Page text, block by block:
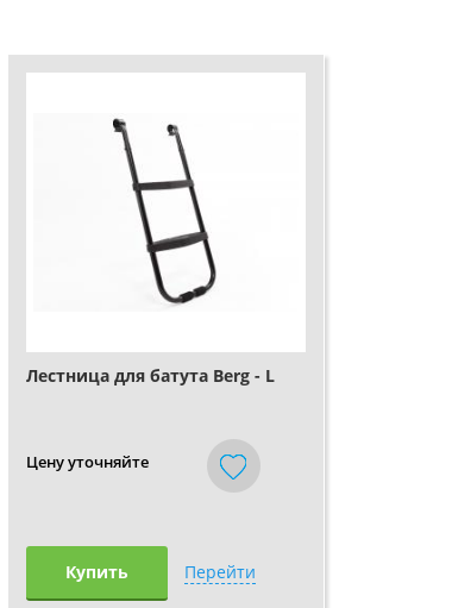
Лестница для батута Berg - L
Цену уточняйте
Купить Перейти